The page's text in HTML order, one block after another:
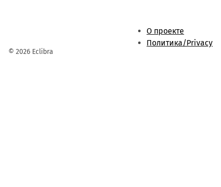
© 2026 Eclibra
О проекте
Политика/Privacy